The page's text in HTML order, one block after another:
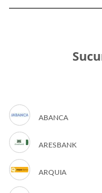
ABANCA
ARESBANK
ARQUIA